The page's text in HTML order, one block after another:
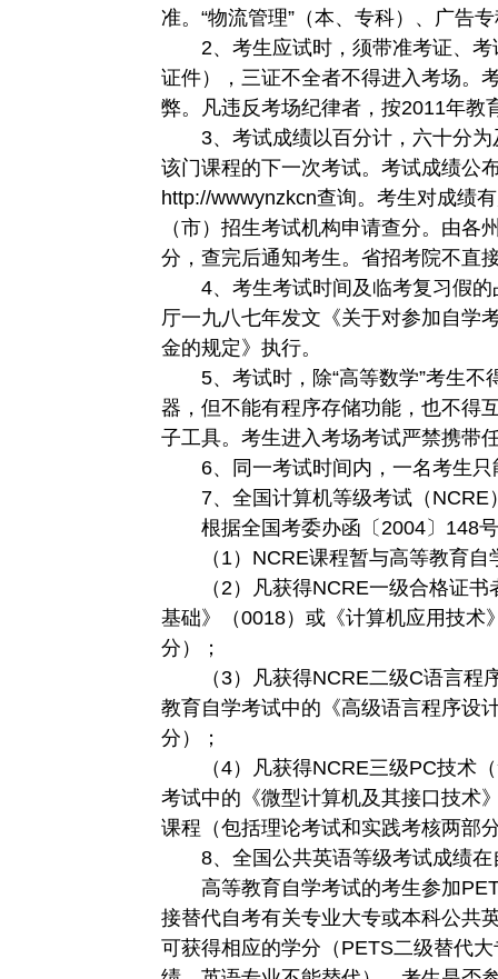
准。“物流管理”（本、专科）、广告
2、考生应试时，须带准考证、考
证件），三证不全者不得进入考场。
弊。凡违反考场纪律者，按2011年教
3、考试成绩以百分计，六十分为
该门课程的下一次考试。考试成绩公
http://wwwynzkcn查询。考生对成绩
（市）招生考试机构申请查分。由
分，查完后通知考生。省招考院不直
4、考生考试时间及临考复习假的
厅一九八七年发文《关于对参加自学
金的规定》执行。
5、考试时，除“高等数学”考生不
器，但不能有程序存储功能，也不得
子工具。考生进入考场考试严禁携带
6、同一考试时间内，一名考生只
7、全国计算机等级考试（NCRE
根据全国考委办函〔2004〕148号
（1）NCRE课程暂与高等教育自
（2）凡获得NCRE一级合格证书
基础》（0018）或《计算机应用技术
分）；
（3）凡获得NCRE二级C语言程序
教育自学考试中的《高级语言程序设
分）；
（4）凡获得NCRE三级PC技术（
考试中的《微型计算机及其接口技术
课程（包括理论考试和实践考核两部
8、全国公共英语等级考试成绩在
高等教育自学考试的考生参加
接替代自考有关专业大专或本科公共
可获得相应的学分（PETS二级替代